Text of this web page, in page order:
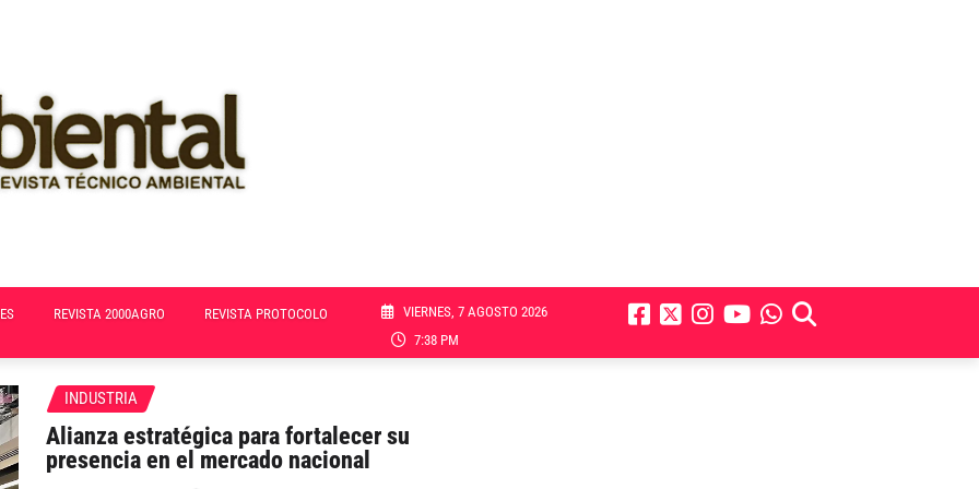
REVISTA 2000AGRO REVISTA PROTOCOLO
VIERNES, 7 AGOSTO 2026
7:38 PM
INDUSTRIA
Alianza estratégica para fortalecer su
presencia en el mercado nacional